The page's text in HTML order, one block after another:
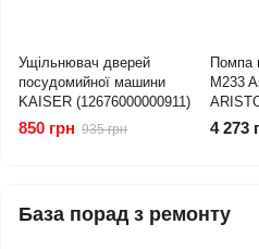
Ущільнювач дверей
посудомийної машини
KAISER (12676000000911)
850 грн 935 грн
Помпа
M233
4 273
База порад з ремонту